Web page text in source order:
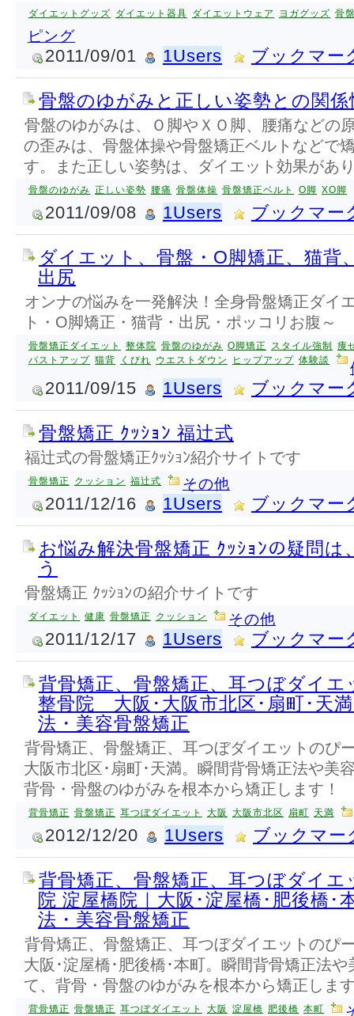
ダイエットグッズ ダイエット器具 ダイエットウェア ヨガグッズ 骨
ピング
2011/09/01 1Users ブックマー
骨盤のゆがみと正しい姿勢との関係
骨盤のゆがみは、Ｏ脚やＸＯ脚、腰痛などの
の歪みは、骨盤体操や骨盤矯正ベルトなどで
す。また正しい姿勢は、ダイエット効果があ
骨盤のゆがみ 正しい姿勢 腰痛 骨盤体操 骨盤矯正ベルト O脚 XO脚
2011/09/08 1Users ブックマー
ダイエット、骨盤・O脚矯正、猫背
出尻
オンナの悩みを一発解決！全身骨盤矯正ダイ
ト・O脚矯正・猫背・出尻・ポッコリお腹～
骨盤矯正ダイエット 整体院 骨盤のゆがみ O脚矯正 スタイル強制
痩
バストアップ 猫背 くびれ ウエストダウン ヒップアップ 体験談
2011/09/15 1Users ブックマー
骨盤矯正 ｸｯｼｮﾝ 福辻式
福辻式の骨盤矯正ｸｯｼｮﾝ紹介サイトです
骨盤矯正 クッション 福辻式 その他
2011/12/16 1Users ブックマー
お悩み解決骨盤矯正 ｸｯｼｮﾝの疑問
う
骨盤矯正 ｸｯｼｮﾝの紹介サイトです
ダイエット 健康 骨盤矯正 クッション その他
2011/12/17 1Users ブックマー
背骨矯正、骨盤矯正、耳つぼダイ
整骨院 大阪･大阪市北区･扇町･天
法・美容骨盤矯正
背骨矯正、骨盤矯正、耳つぼダイエットのぴ
大阪市北区･扇町･天満。瞬間背骨矯正法や美
背骨・骨盤のゆがみを根本から矯正します！
背骨矯正 骨盤矯正 耳つぼダイエット 大阪 大阪市北区 扇町 天満
2012/12/20 1Users ブックマー
背骨矯正、骨盤矯正、耳つぼダイ
院 淀屋橋院｜大阪･淀屋橋･肥後橋･
法・美容骨盤矯正
背骨矯正、骨盤矯正、耳つぼダイエットのぴ
大阪･淀屋橋･肥後橋･本町。瞬間背骨矯正法
て、背骨・骨盤のゆがみを根本から矯正しま
背骨矯正 骨盤矯正 耳つぼダイエット 大阪 淀屋橋 肥後橋 本町